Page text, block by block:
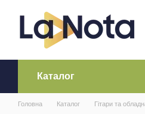
Каталог
Головна Каталог Гітари та